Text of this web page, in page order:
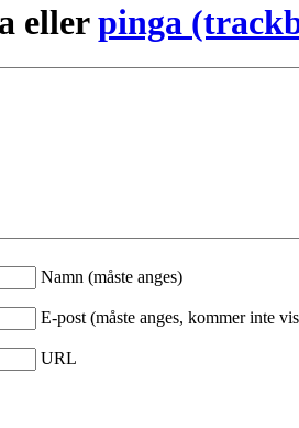
ellerpinga
Namn (måste anges)
E-post (måste anges, kommer inte
URL